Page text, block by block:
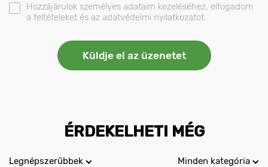
Hozzájárulok személyes adataim kezeléséhez, elfogadom
a feltételeket és az adatvédelmi nyilatkozatot.
ÉRDEKELHETI MÉG
Legnépszerűbbek Minden kategória